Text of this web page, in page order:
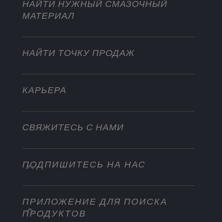
Стать дистрибьютором
Для тяжелых режимов эксплуатации
НАЙТИ НУЖНЫЙ СМАЗОЧНЫЙ
МАТЕРИАЛ
НАЙТИ ТОЧКУ ПРОДАЖ
КАРЬЕРА
СВЯЖИТЕСЬ С НАМИ
info@championlubes.com
+32 3 870 00 20
Georges Gilliotstraat, 52 2620 Hemiksem
Belgium
ПОДПИШИТЕСЬ НА НАС
ПРИЛОЖЕНИЕ ДЛЯ ПОИСКА
ПРОДУКТОВ